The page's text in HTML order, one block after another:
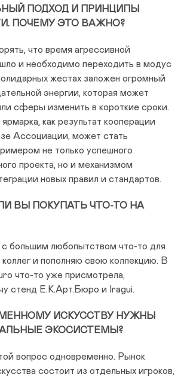
ПОДХОД И ПРИНЦИПЫ
ПОЧЕМУ ЭТО ВАЖНО?
что время агрессивной
и необходимо переходить в модус
жестах заложен огромный
энергии, которая может
сферы изменить в короткие сроки.
как результат кооперации
Ассоциации, может стать
не только успешного
проекта, но и механизмом
новых правил и стандартов.
ВЫ ПОКУПАТЬ ЧТО-ТО НА
с большим любопытством что-то для
и пополняю свою коллекцию. В
что-то уже присмотрела,
стенд Е.К.Арт.Бюро и Iragui.
ИСКУССТВУ НУЖНЫ
ЭКОСИСТЕМЫ?
вопрос одновременно. Рынок
состоит из отдельных игроков,